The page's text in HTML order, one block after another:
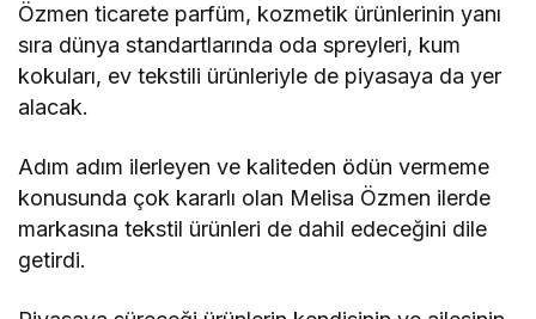
Özmen ticarete parfüm, kozmetik ürünlerinin yanı
sıra dünya standartlarında oda spreyleri, kum
kokuları, ev tekstili ürünleriyle de piyasaya da yer
alacak.
Adım adım ilerleyen ve kaliteden ödün vermeme
konusunda çok kararlı olan Melisa Özmen ilerde
markasına tekstil ürünleri de dahil edeceğini dile
getirdi.